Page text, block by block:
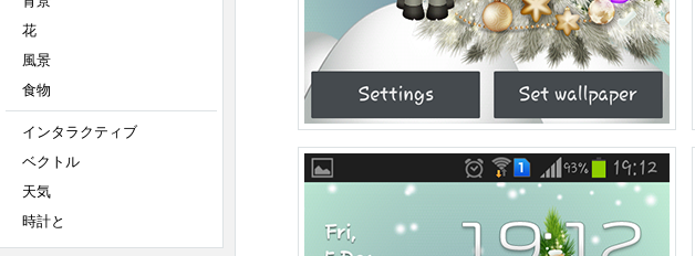
花
風景
食物
インタラクティブ
ベクトル
天気
時計と